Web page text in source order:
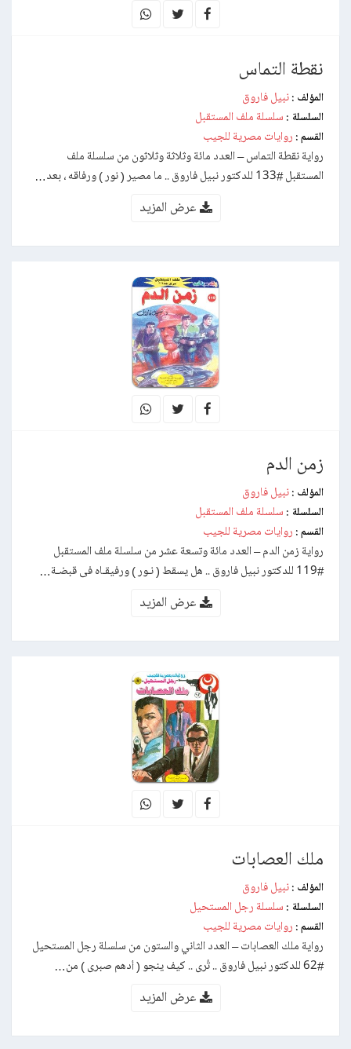
نقطة التماس
المؤلف : نبيل فاروق
السلسلة : سلسلة ملف المستقبل
القسم : روايات مصرية للجيب
رواية نقطة التماس – العدد مائة وثلاثة وثلاثون من سلسلة ملف
المستقبل #133 للدكتور نبيل فاروق .. ما مصير ( نور ) ورفاقه ، بعد…
عرض المزيد
زمن الدم
المؤلف : نبيل فاروق
السلسلة : سلسلة ملف المستقبل
القسم : روايات مصرية للجيب
رواية زمن الدم – العدد مائة وتسعة عشر من سلسلة ملف المستقبل
#119 للدكتور نبيل فاروق .. هل يسقط ( نـور ) ورفيقـاه فى قبضـة…
عرض المزيد
ملك العصابات
المؤلف : نبيل فاروق
السلسلة : سلسلة رجل المستحيل
القسم : روايات مصرية للجيب
رواية ملك العصابات – العدد الثاني والستون من سلسلة رجل المستحيل
#62 للدكتور نبيل فاروق .. تُرى .. كيف ينجو ( أدهم صبرى ) من…
عرض المزيد